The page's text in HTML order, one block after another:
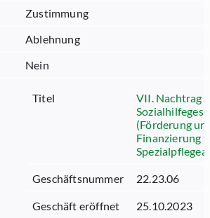
Zustimmung
Ablehnung
Nein
Titel
VII. Nachtrag
(Förderung
Finanzierung
Geschäftsnummer 22.23.06
Geschäft eröffnet 25.10.2023